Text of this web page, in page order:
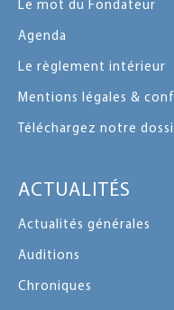
Le mot du Fondateur
Agenda
Le règlement intérieur
Mentions légales &
Téléchargez notre
ACTUALITÉS
Actualités générales
Auditions
Chroniques